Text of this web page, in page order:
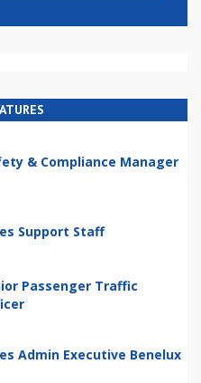
& Compliance Manager
Support Staff
Passenger Traffic
Admin Executive Benelux